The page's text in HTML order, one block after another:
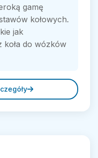
gamę
kołowych.
jak
do wózków